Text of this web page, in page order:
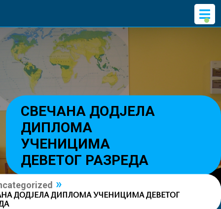
content
СВЕЧАНА ДОДЈЕЛА
ДИПЛОМА
УЧЕНИЦИМА
ДЕВЕТОГ РАЗРЕДА
»
ДОДЈЕЛА ДИПЛОМА УЧЕНИЦИМА ДЕВЕТОГ